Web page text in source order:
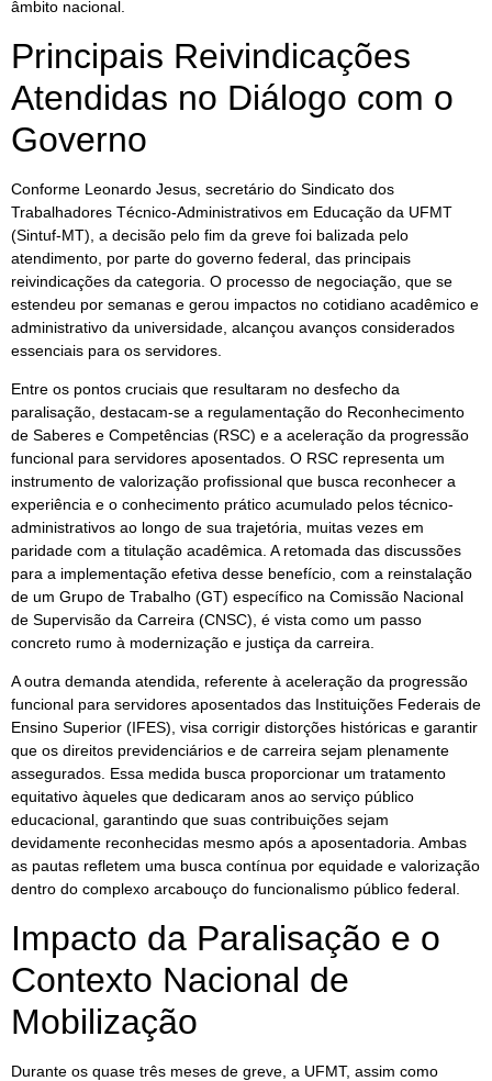
âmbito nacional.
Principais Reivindicações
Atendidas no Diálogo com o
Governo
Conforme Leonardo Jesus, secretário do Sindicato dos
Trabalhadores Técnico-Administrativos em Educação da UFMT
(Sintuf-MT), a decisão pelo fim da greve foi balizada pelo
atendimento, por parte do governo federal, das principais
reivindicações da categoria. O processo de negociação, que se
estendeu por semanas e gerou impactos no cotidiano acadêmico e
administrativo da universidade, alcançou avanços considerados
essenciais para os servidores.
Entre os pontos cruciais que resultaram no desfecho da
paralisação, destacam-se a regulamentação do Reconhecimento
de Saberes e Competências (RSC) e a aceleração da progressão
funcional para servidores aposentados. O RSC representa um
instrumento de valorização profissional que busca reconhecer a
experiência e o conhecimento prático acumulado pelos técnico-
administrativos ao longo de sua trajetória, muitas vezes em
paridade com a titulação acadêmica. A retomada das discussões
para a implementação efetiva desse benefício, com a reinstalação
de um Grupo de Trabalho (GT) específico na Comissão Nacional
de Supervisão da Carreira (CNSC), é vista como um passo
concreto rumo à modernização e justiça da carreira.
A outra demanda atendida, referente à aceleração da progressão
funcional para servidores aposentados das Instituições Federais de
Ensino Superior (IFES), visa corrigir distorções históricas e garantir
que os direitos previdenciários e de carreira sejam plenamente
assegurados. Essa medida busca proporcionar um tratamento
equitativo àqueles que dedicaram anos ao serviço público
educacional, garantindo que suas contribuições sejam
devidamente reconhecidas mesmo após a aposentadoria. Ambas
as pautas refletem uma busca contínua por equidade e valorização
dentro do complexo arcabouço do funcionalismo público federal.
Impacto da Paralisação e o
Contexto Nacional de
Mobilização
Durante os quase três meses de greve, a UFMT, assim como